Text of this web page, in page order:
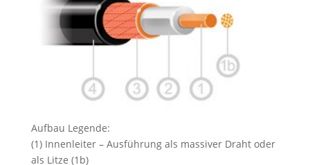
Aufbau Legende:
(1) Innenleiter – Ausführung als massiver Draht oder
als Litze (1b)